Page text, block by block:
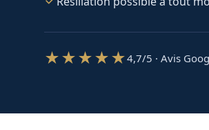
★★★★★4,7/5 · Avis